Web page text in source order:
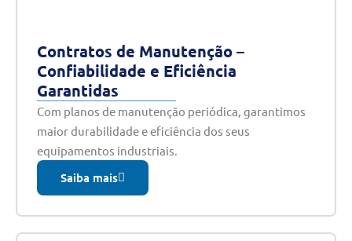
Contratos de Manutenção –
Confiabilidade e Eficiência
Garantidas
Com planos de manutenção periódica, garantimos
maior durabilidade e eficiência dos seus
equipamentos industriais.
Saiba mais